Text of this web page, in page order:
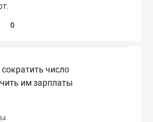
0
число
им зарплаты